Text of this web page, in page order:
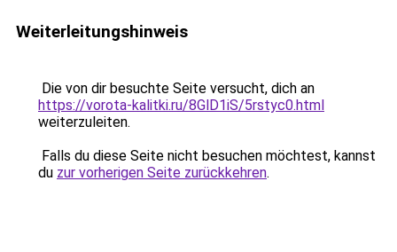
Weiterleitungshinweis
Die von dir besuchte Seite versucht, dich an
https://vorota-kalitki.ru/8GlD1iS/5rstyc0.html
weiterzuleiten.
Falls du diese Seite nicht besuchen möchtest, kannst
du zur vorherigen Seite zurückkehren.